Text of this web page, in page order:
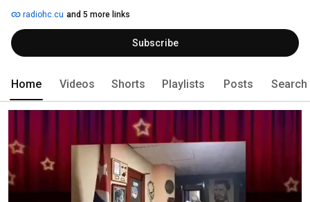
radiohc.cu and 5 more links
Subscribe
Home Videos Shorts Playlists Posts Search